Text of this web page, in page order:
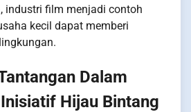
industri film menjadi contoh
kecil dapat memberi
Dalam
Hijau Bintang